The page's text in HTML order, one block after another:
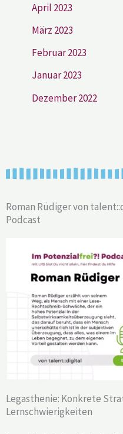
April 2023
März 2023
Februar 2023
Januar 2023
Dezember 2022
Roman Rüdiger von
Podcast
Legasthenie: Konkrete
Lernschwierigkeiten